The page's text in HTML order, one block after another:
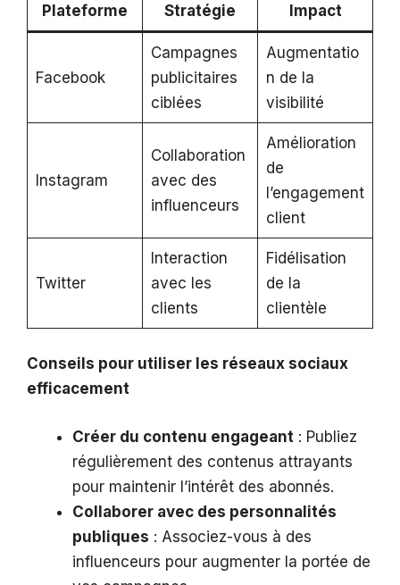
Plateforme Stratégie Impact
Facebook
Campagnes
publicitaires
ciblées
Augmentatio
n de la
visibilité
Instagram
Collaboration
avec des
influenceurs
Amélioration
de
l’engagement
client
Twitter
Interaction
avec les
clients
Fidélisation
de la
clientèle
Conseils pour utiliser les réseaux sociaux
efficacement
Créer du contenu engageant : Publiez
régulièrement des contenus attrayants
pour maintenir l’intérêt des abonnés.
Collaborer avec des personnalités
publiques : Associez-vous à des
influenceurs pour augmenter la portée de